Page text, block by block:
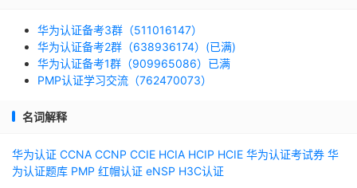
华为认证备考3群（511016147）
华为认证备考2群（638936174）(已满)
华为认证备考1群（909965086）已满
PMP认证学习交流（762470073）
名词解释
华为认证 CCNA CCNP CCIE HCIA HCIP HCIE 华为认证考试券 华
为认证题库 PMP 红帽认证 eNSP H3C认证